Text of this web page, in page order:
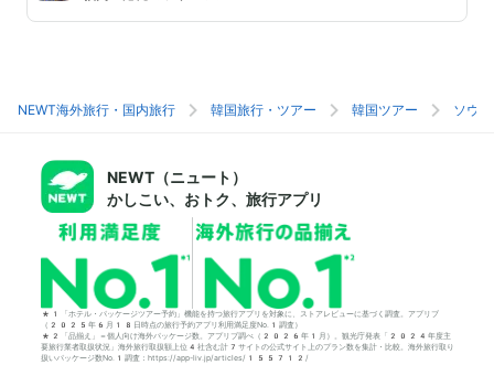
NEWT海外旅行・国内旅行 韓国旅行・ツアー 韓国ツアー ソウ
NEWT（ニュート）
かしこい、おトク、旅行アプリ
*1「ホテル・パッケージツアー予約」機能を持つ旅行アプリを対象に、ストアレビューに基づく調査。アプリブ
（2025年6月18日時点の旅行予約アプリ利用満足度No.1調査）
*2「品揃え」＝個人向け海外パッケージ数。アプリブ調べ（2026年1月）。観光庁発表「2024年度主
要旅行業者取扱状況」海外旅行取扱額上位4社含む計7サイトの公式サイト上のプラン数を集計・比較。海外旅行取り
扱いパッケージ数No.1調査：https://app-liv.jp/articles/155712/